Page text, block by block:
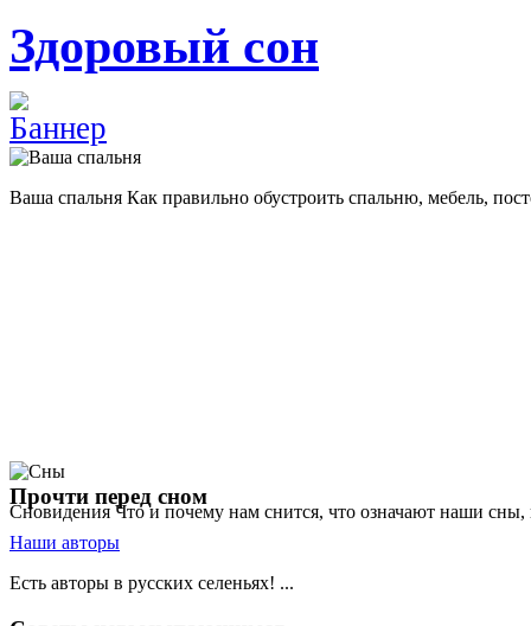
Здоровый сон
Ваша спальня Как правильно обустроить спальню, мебель,
Сновидения Что и почему нам снится, что означают наши
Прочти перед сном
Наши авторы
Есть авторы в русских селеньях! ...